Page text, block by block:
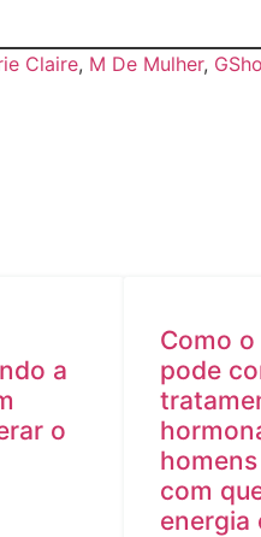
Claire, M De Mulher,
a
o
Como
pode
com
energia